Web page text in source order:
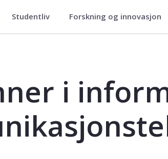
Studentliv Forskning og innovasjon
og
i